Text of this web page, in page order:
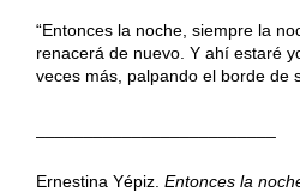
“En­tonces la noche, siempre la
renacerá de nuevo. Y ahí estaré
veces más, palpando el borde de
Ernestina Yépiz. Entonces la